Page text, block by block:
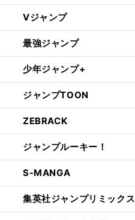
Vジャンプ
最強ジャンプ
少年ジャンプ+
ジャンプTOON
ZEBRACK
ジャンプルーキー！
S-MANGA
集英社ジャンプリミックス